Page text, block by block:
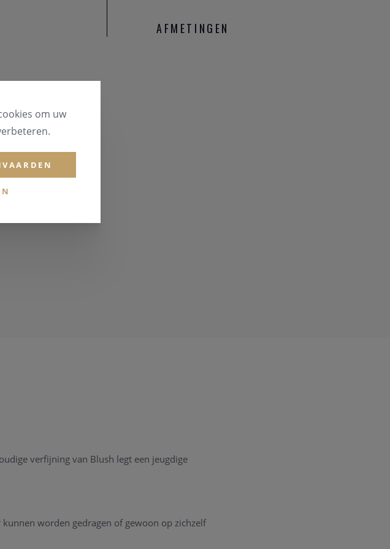
AFMETINGEN
verfijning van Blush legt een jeugdige
worden gedragen of gewoon op zichzelf
om uw